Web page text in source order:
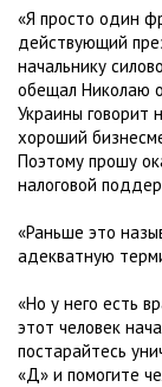
«Я просто один
действующий
начальнику
обещал Николаю
Украины говорит
хороший
Поэтому прошу
налоговой
«Раньше это
адекватную
«Но у него есть
этот человек
постарайтесь
«Д» и помогите